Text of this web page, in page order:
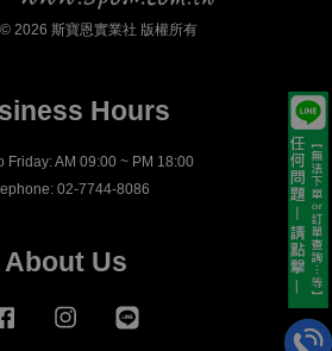
2026 斯寶恩實業社 版權所有
Hours
Friday: AM 09:00 ~ PM 18:00
02-7744-8086
About Us
Facebook Instagram